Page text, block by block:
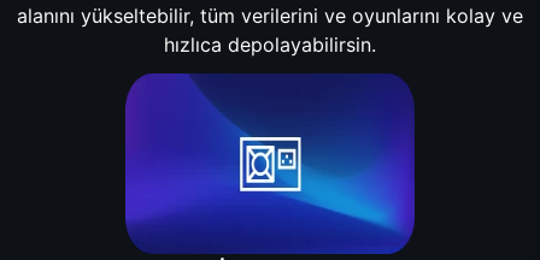
alanını yükseltebilir, tüm verilerini ve oyunlarını kolay ve
hızlıca depolayabilirsin.